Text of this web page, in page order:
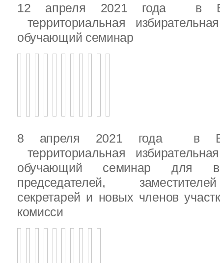
12 апреля 2021 года в
территориальная
обучающий семинар
8 апреля 2021 года в
территориальная
обучающий семинар для
председателей,
секретарей и новых членов
комисси